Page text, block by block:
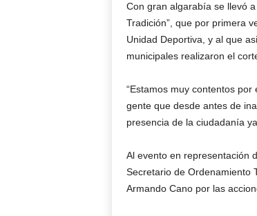
Con gran algarabía se llevó
Tradición”, que por primera
Unidad Deportiva, y al que
municipales realizaron el
“Estamos muy contentos
gente que desde antes de
presencia de la ciudadanía
Al evento en representación
Secretario de Ordenamiento
Armando Cano por las